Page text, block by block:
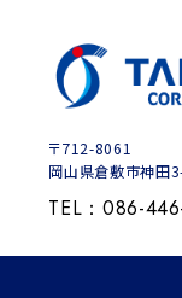
〒712-8061
岡山県倉敷市神田
TEL：086-